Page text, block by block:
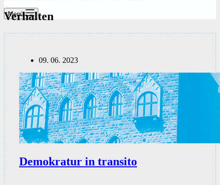
Menü
Verhalten
09. 06. 2023
Demokratur in transito